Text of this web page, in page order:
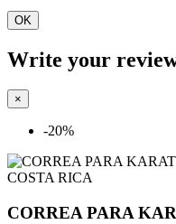
OK
Write your
×
-20%
CORREA PARA